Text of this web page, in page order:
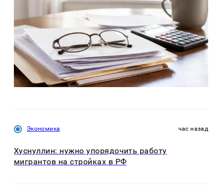
Экономика час назад
Хуснуллин: нужно упорядочить работу
мигрантов на стройках в РФ